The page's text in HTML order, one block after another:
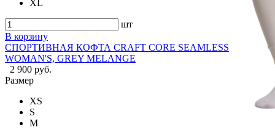
XL
шт
В корзину
СПОРТИВНАЯ КОФТА CRAFT CORE SEAMLESS
WOMAN'S, GREY MELANGE
2 900 руб.
Размер
XS
S
M